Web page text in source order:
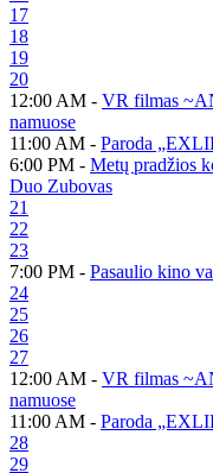
17
18
19
20
12:00 AM - VR filmas
namuose
11:00 AM - Paroda
6:00 PM - Metų pradžios
Duo Zubovas
21
22
23
7:00 PM - Pasaulio kino
24
25
26
27
12:00 AM - VR filmas
namuose
11:00 AM - Paroda
28
29